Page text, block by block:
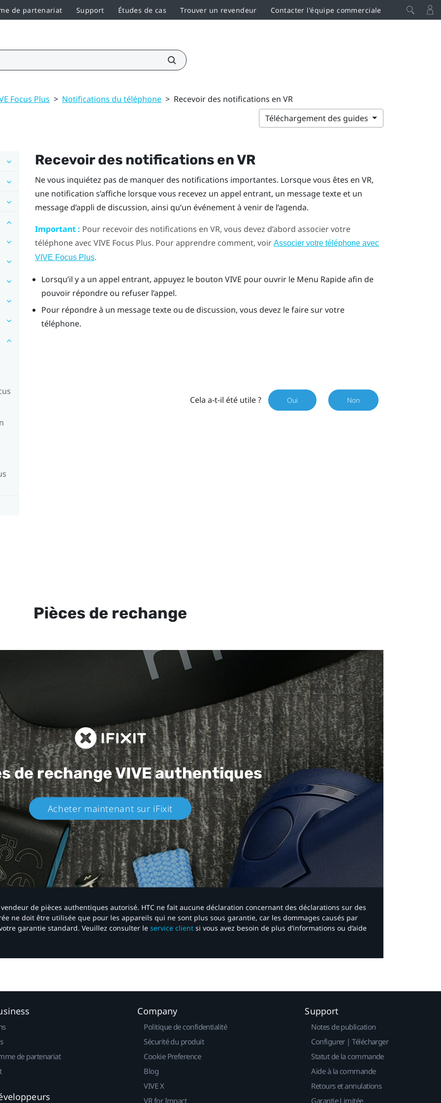
de partenariat Support Études de cas Trouver un revendeur Contacter l'équipe commerciale
Focus Plus > Notifications du téléphone > Recevoir des notifications en VR
Téléchargement des guides
Recevoir des notifications en VR
Ne vous inquiétez pas de manquer des notifications importantes. Lorsque vous êtes en VR,
une notification s’affiche lorsque vous recevez un appel entrant, un message texte et un
message d’appli de discussion, ainsi qu’un événement à venir de l’agenda.
Important : Pour recevoir des notifications en VR, vous devez d’abord associer votre
téléphone avec VIVE Focus Plus. Pour apprendre comment, voir Associer votre téléphone avec
VIVE Focus Plus.
Lorsqu’il y a un appel entrant, appuyez le bouton VIVE pour ouvrir le Menu Rapide afin de
pouvoir répondre ou refuser l’appel.
Pour répondre à un message texte ou de discussion, vous devez le faire sur votre
téléphone.
Cela a-t-il été utile ? Oui Non
Pièces de rechange
de rechangeVIVE authentiques​
Acheter maintenant sur iFixit​
de pièces authentiques autorisé. HTC ne fait aucune déclaration concernant des déclarations sur des
ne doit être utilisée que pour les appareils qui ne sont plus sous garantie, car les dommages causés par
garantie standard. Veuillez consulter le service client si vous avez besoin de plus d’informations ou d’aide
de partenariat
Company
Politique de confidentialité
Sécurité du produit
Cookie Preference
Blog
VIVE X
VR for Impact
Support
Notes de publication
Configurer | Télécharger
Statut de la commande
Aide à la commande
Retours et annulations
Garantie Limitée